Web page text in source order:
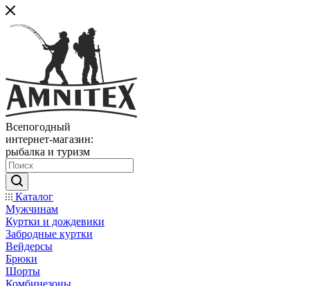
Всепогодный
интернет-магазин:
рыбалка и туризм
Каталог
Мужчинам
Куртки и дождевики
Забродные куртки
Вейдерсы
Брюки
Шорты
Комбинезоны